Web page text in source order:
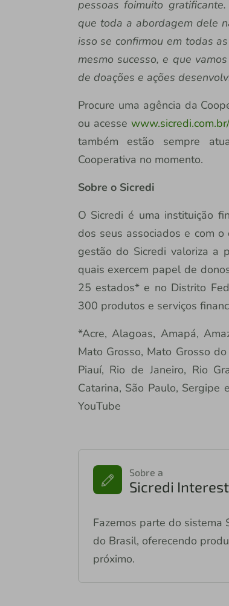
pessoas foimuito
que toda a abordagem dele
isso se confirmou em todas
mesmo sucesso, e que
de doações e ações
Procure uma agência da
ou acesse
também estão sempre
Cooperativa no momento.
Sobre o Sicredi
O Sicredi é uma instituição
dos seus associados e com
gestão do Sicredi valoriza a
quais exercem papel de
25 estados* e no Distrito
300 produtos e serviços
*Acre, Alagoas, Amapá,
Mato Grosso, Mato Grosso
Piauí, Rio de Janeiro, Rio
Catarina, São Paulo,
YouTube
Sobre a
Sicredi
Fazemos parte do sistema
do Brasil, oferecendo
próximo.